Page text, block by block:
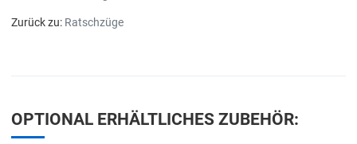
Zurück zu: Ratschzüge
OPTIONAL ERHÄLTLICHES ZUBEHÖR: